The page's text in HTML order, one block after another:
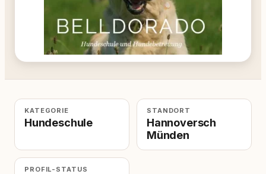
KATEGORIE
Hundeschule
STANDORT
Hannoversch
Münden
PROFIL-STATUS